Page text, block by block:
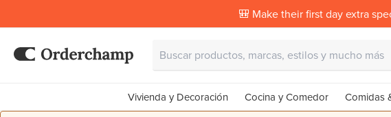
🎒 Make their first day extra
Vivienda y Decoración Cocina y Comedor Comidas